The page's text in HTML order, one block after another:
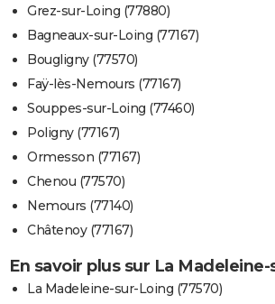
Grez-sur-Loing (77880)
Bagneaux-sur-Loing (77167)
Bougligny (77570)
Faÿ-lès-Nemours (77167)
Souppes-sur-Loing (77460)
Poligny (77167)
Ormesson (77167)
Chenou (77570)
Nemours (77140)
Châtenoy (77167)
En savoir plus sur La
La Madeleine-sur-Loing (77570)